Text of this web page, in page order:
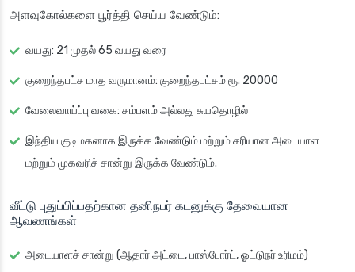
அளவுகோல்களை பூர்த்தி செய்ய வேண்டும்:
வயது: 21 முதல் 65 வயது வரை
குறைந்தபட்ச மாத வருமானம்: குறைந்தபட்சம் ரூ. 20000
வேலைவாய்ப்பு வகை: சம்பளம் அல்லது சுயதொழில்
இந்திய குடிமகனாக இருக்க வேண்டும் மற்றும் சரியான அடையாள
மற்றும் முகவரிச் சான்று இருக்க வேண்டும்.
வீட்டு புதுப்பிப்பதற்கான தனிநபர் கடனுக்கு தேவையான
ஆவணங்கள்
அடையாளச் சான்று (ஆதார் அட்டை, பாஸ்போர்ட், ஓட்டுநர் உரிமம்)